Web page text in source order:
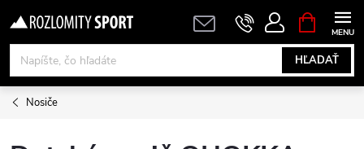
na
obsah
HĽADAŤ
KOŠÍK
Nosiče